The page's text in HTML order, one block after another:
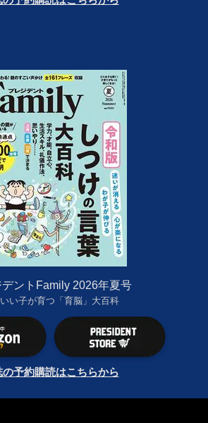
デントFamily 2026年夏号
い子が育つ「育脳」大百科
の予約購読はこちらから